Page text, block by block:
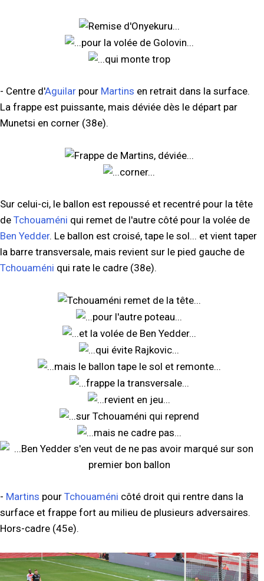
- Centre d'Aguilar pour Martins en retrait dans la surface.
La frappe est puissante, mais déviée dès le départ par
Munetsi en corner (38e).
Sur celui-ci, le ballon est repoussé et recentré pour la tête
de Tchouaméni qui remet de l'autre côté pour la volée de
Ben Yedder. Le ballon est croisé, tape le sol... et vient taper
la barre transversale, mais revient sur le pied gauche de
Tchouaméni qui rate le cadre (38e).
- Martins pour Tchouaméni côté droit qui rentre dans la
surface et frappe fort au milieu de plusieurs adversaires.
Hors-cadre (45e).